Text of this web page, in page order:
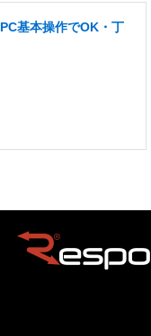
基本操作でOK・丁